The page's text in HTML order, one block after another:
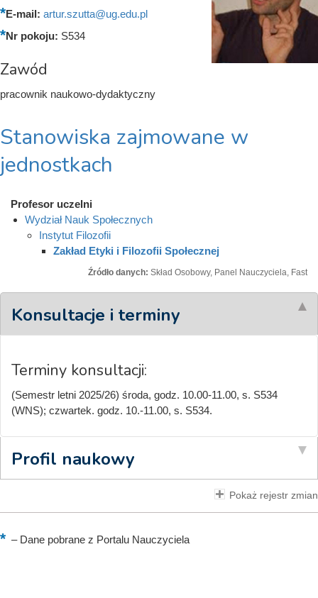
E-mail: artur.szutta@ug.edu.pl
Nr pokoju: S534
Zawód
pracownik naukowo-dydaktyczny
Stanowiska zajmowane w
jednostkach
Profesor uczelni
Wydział Nauk Społecznych
Instytut Filozofii
Zakład Etyki i Filozofii Społecznej
Źródło danych: Skład Osobowy, Panel Nauczyciela, Fast
Konsultacje i terminy
Terminy konsultacji:
(Semestr letni 2025/26) środa, godz. 10.00-11.00, s. S534
(WNS); czwartek. godz. 10.-11.00, s. S534.
Profil naukowy
Pokaż rejestr zmian
–Dane pobrane z Portalu Nauczyciela